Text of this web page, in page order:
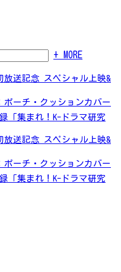
+ MORE
放送記念 スペシャル上映&
ポーチ・クッションカバー
「集まれ！K-ドラマ研究
放送記念 スペシャル上映&
ポーチ・クッションカバー
「集まれ！K-ドラマ研究